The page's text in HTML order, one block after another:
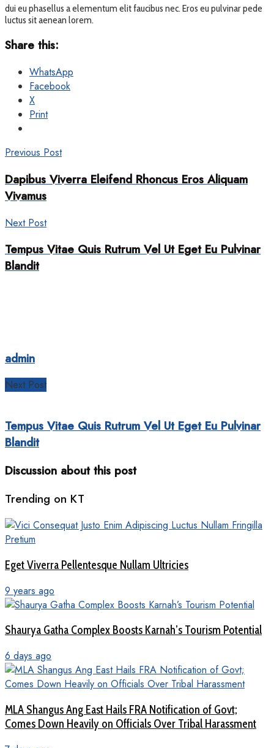
dui eu phasellus a elementum elit faucibus nec. Eros eu pulvinar pede
luctus sit aenean lorem.
Share this:
WhatsApp
Facebook
X
Print
Previous Post
Dapibus Viverra Eleifend Rhoncus Eros Aliquam
Vivamus
Next Post
Tempus Vitae Quis Rutrum Vel Ut Eget Eu Pulvinar
Blandit
admin
Next Post
Tempus Vitae Quis Rutrum Vel Ut Eget Eu Pulvinar
Blandit
Discussion about this post
Trending on KT
Eget Viverra Pellentesque Nullam Ultricies
9 years ago
Shaurya Gatha Complex Boosts Karnah’s Tourism Potential
6 days ago
MLA Shangus Ang East Hails FRA Notification of Govt;
Comes Down Heavily on Officials Over Tribal Harassment